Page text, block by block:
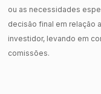
ou as necessidades
decisão final em relação
investidor, levando em
comissões.